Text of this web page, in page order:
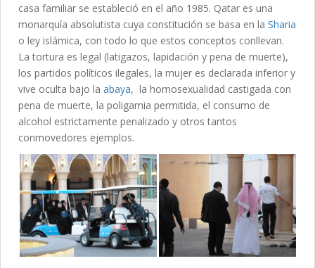
casa familiar se estableció en el año 1985. Qatar es una
monarquía absolutista cuya constitución se basa en la Sharia
o ley islámica, con todo lo que estos conceptos conllevan.
La tortura es legal (latigazos, lapidación y pena de muerte),
los partidos políticos ilegales, la mujer es declarada inferior y
vive oculta bajo la abaya, la homosexualidad castigada con
pena de muerte, la poligamia permitida, el consumo de
alcohol estrictamente penalizado y otros tantos
conmovedores ejemplos.